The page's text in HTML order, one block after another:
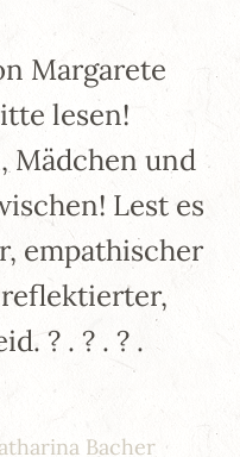
Margarete
lesen!
Mädchen und
Lest es
empathischer
? . ? . ? .
Bacher